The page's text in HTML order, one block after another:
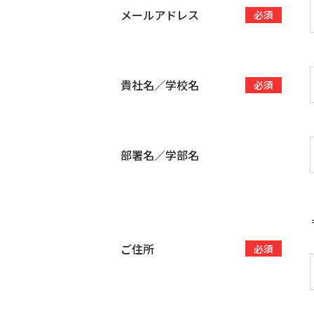
メールアドレス 必須
貴社名／学校名 必須
部署名／学部名
ご住所 必須